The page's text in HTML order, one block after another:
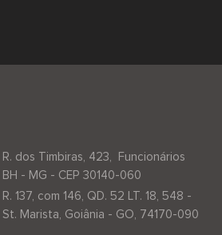
R. dos Timbiras, 423, Funcionários
BH - MG - CEP 30140-060
R. 137, com 146, QD. 52 LT. 18, 548 -
St. Marista, Goiânia - GO, 74170-090